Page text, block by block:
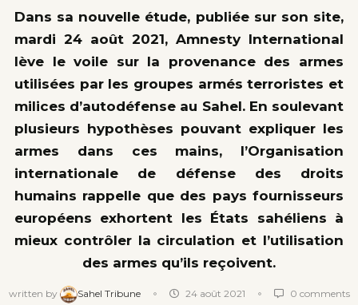
Dans sa nouvelle étude, publiée sur son site,
mardi 24 août 2021, Amnesty International
lève le voile sur la provenance des armes
utilisées par les groupes armés terroristes et
milices d’autodéfense au Sahel. En soulevant
plusieurs hypothèses pouvant expliquer les
armes dans ces mains, l’Organisation
internationale de défense des droits
humains rappelle que des pays fournisseurs
européens exhortent les États sahéliens à
mieux contrôler la circulation et l’utilisation
des armes qu’ils reçoivent.
written by Sahel Tribune 24 août 2021
0 comments